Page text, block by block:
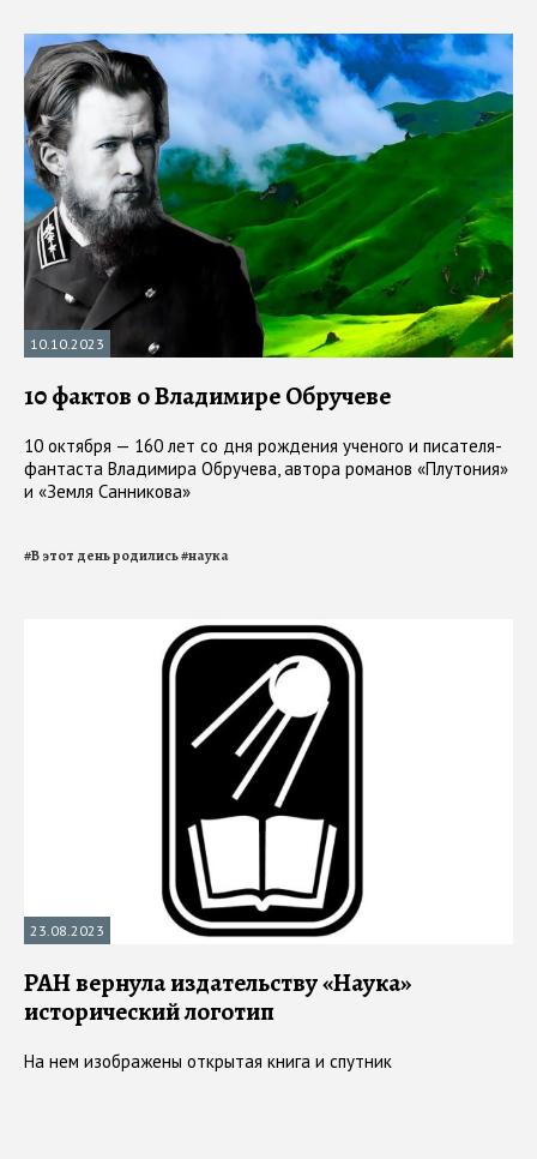
10.10.2023
10 фактов о Владимире Обручеве
10 октября — 160 лет со дня рождения ученого и писателя-
фантаста Владимира Обручева, автора романов «Плутония»
и «Земля Санникова»
#В этот день родились#наука
23.08.2023
РАН вернула издательству «Наука»
исторический логотип
На нем изображены открытая книга и спутник